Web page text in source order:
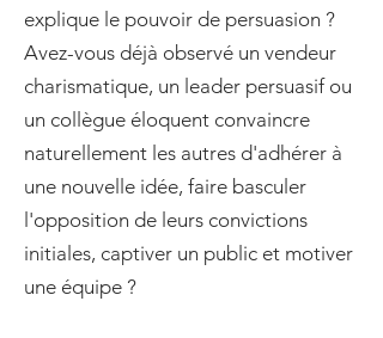
explique le pouvoir de persuasion ?
Avez-vous déjà observé un vendeur
charismatique, un leader persuasif ou
un collègue éloquent convaincre
naturellement les autres d'adhérer à
une nouvelle idée, faire basculer
l'opposition de leurs convictions
initiales, captiver un public et motiver
une équipe ?​